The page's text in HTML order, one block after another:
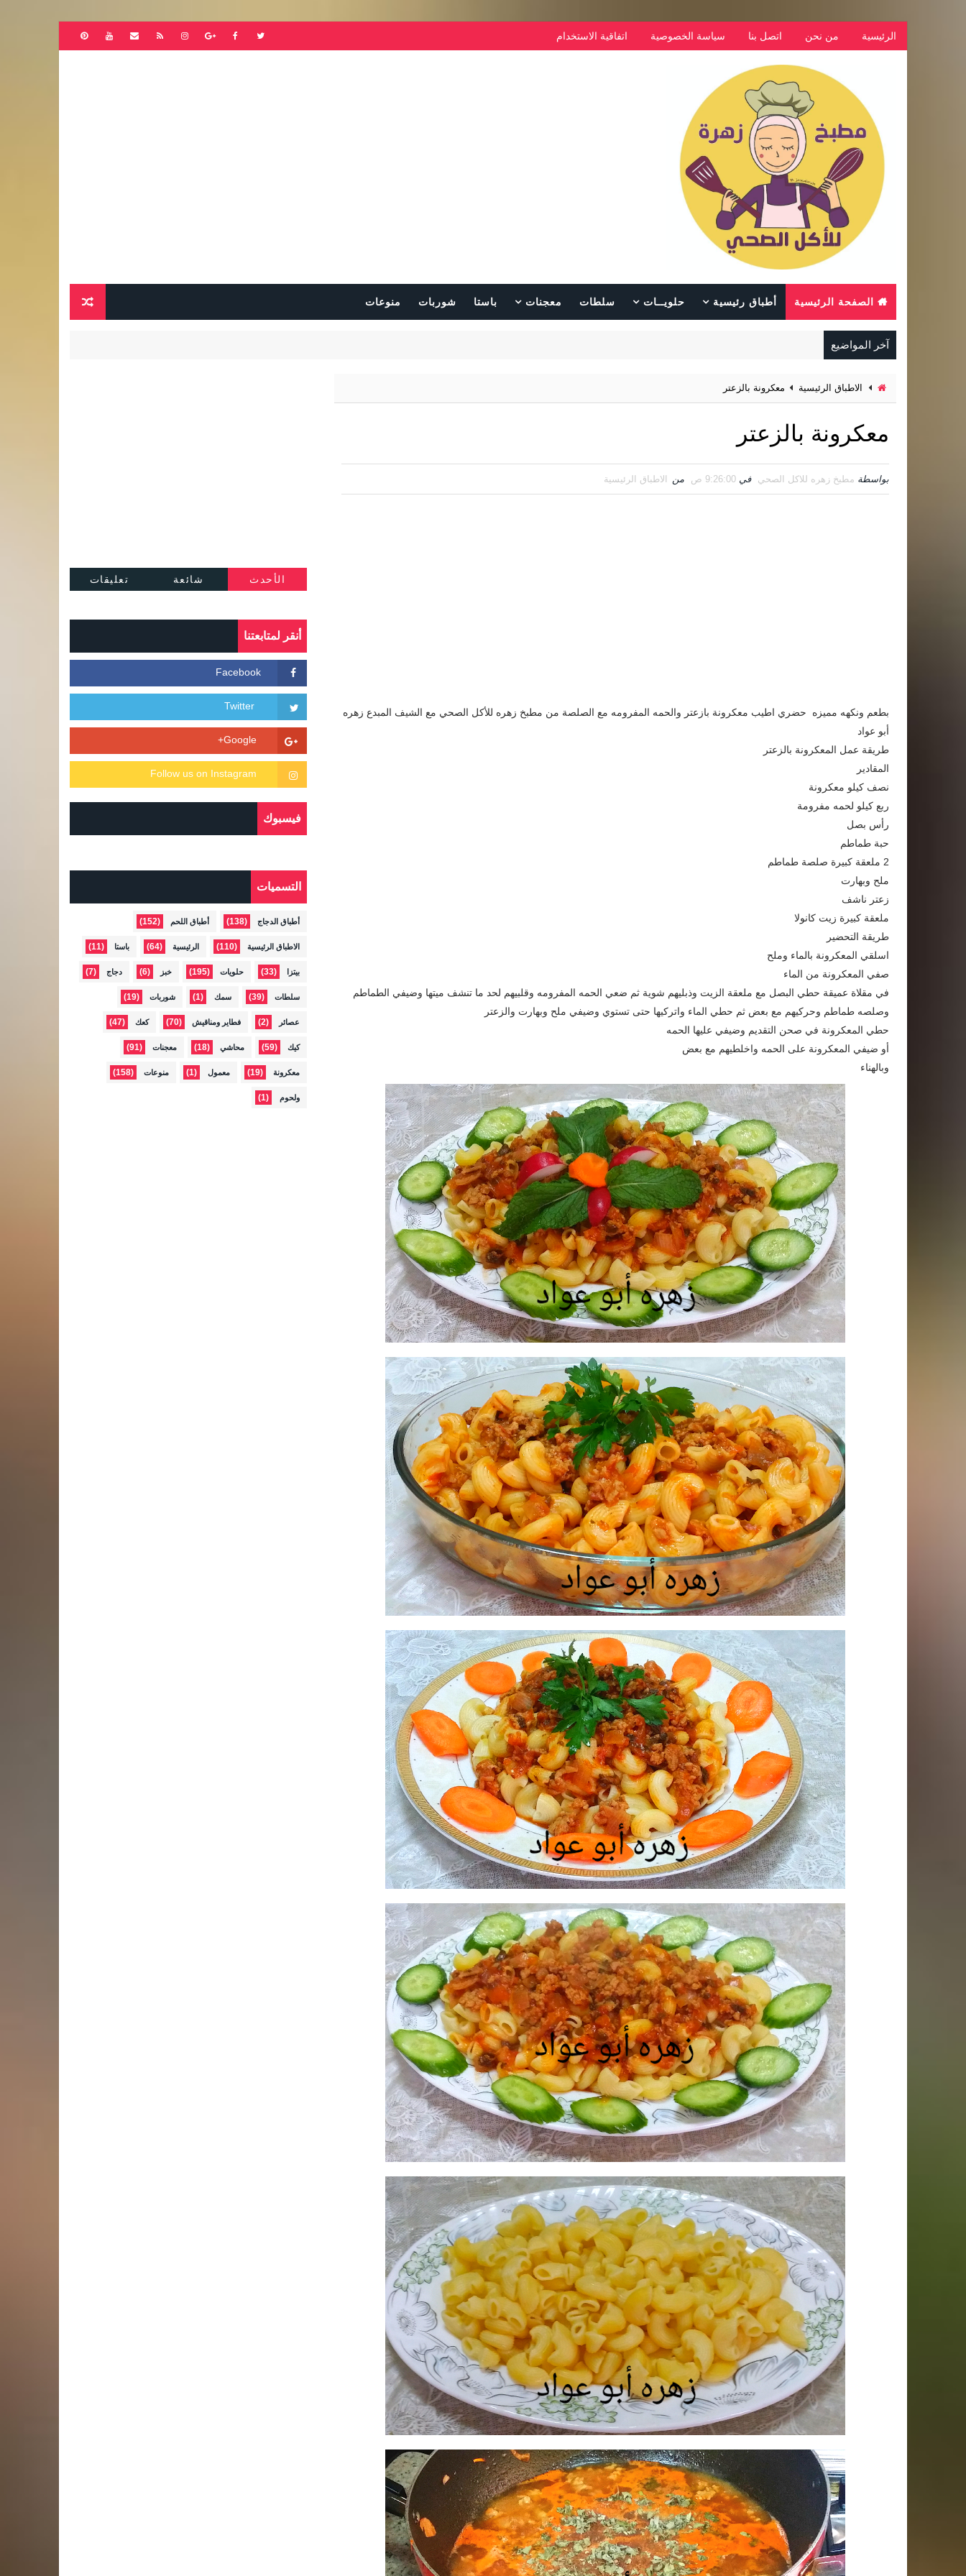
الرئيسية من نحن اتصل بنا سياسة الخصوصية اتفاقية الاستخدام
الصفحة الرئيسية أطباق رئيسية حلويــات سلطات معجنات باستا شوربات منوعات
آخر المواضيع
الاطباق الرئيسية معكرونة بالزعتر
معكرونة بالزعتر
بواسطة مطبخ زهره للاكل الصحي في 9:26:00 ص من الاطباق الرئيسية
بطعم ونكهه مميزه حضري اطيب معكرونة بازعتر والحمه المفرومه مع الصلصة من مطبخ زهره للأكل الصحي مع الشيف المبدع زهره
أبو عواد
طريقة عمل المعكرونة بالزعتر
المقادير
نصف كيلو معكرونة
ربع كيلو لحمه مفرومة
رأس بصل
حبة طماطم
2 ملعقة كبيرة صلصة طماطم
ملح وبهارت
زعتر ناشف
ملعقة كبيرة زيت كانولا
طريقة التحضير
اسلقي المعكرونة بالماء وملح
صفي المعكرونة من الماء
في مقلاة عميقة حطي البصل مع ملعقة الزيت وذبليهم شوية ثم ضعي الحمه المفرومه وقلبيهم لحد ما تنشف ميتها وضيفي الطماطم
وصلصه طماطم وحركيهم مع بعض ثم حطي الماء واتركيها حتى تستوي وضيفي ملح وبهارت والزعتر
حطي المعكرونة في صحن التقديم وضيفي عليها الحمه
أو ضيفي المعكرونة على الحمه واخلطيهم مع بعض
وبالهناء
الأحدث شائعة تعليقات
أنقر لمتابعتنا
فيسبوك
التسميات
أطباق الدجاج (138) أطباق اللحم (152)
الاطباق الرئيسية (110) الرئيسية (64) باستا (11)
بيتزا (33) حلويات (195) خبز (6) دجاج (7)
سلطات (39) سمك (1) شوربات (19)
عصائر (2) فطاير ومناقيش (70) كعك (47)
كيك (59) محاشي (18) معجنات (91)
معكرونة (19) معمول (1) منوعات (158)
ولحوم (1)